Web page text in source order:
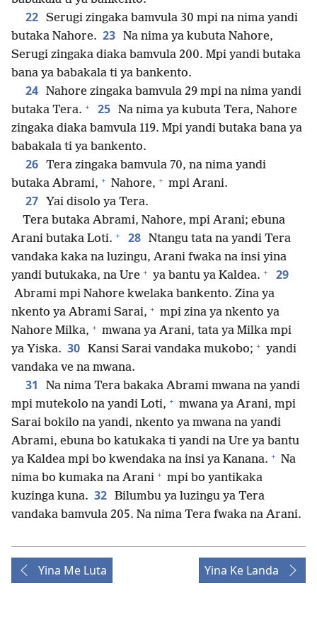
22 Serugi zingaka bamvula 30 mpi na nima yandi
butaka Nahore. 23 Na nima ya kubuta Nahore,
Serugi zingaka diaka bamvula 200. Mpi yandi butaka
bana ya babakala ti ya bankento.
24 Nahore zingaka bamvula 29 mpi na nima yandi
butaka Tera. + 25 Na nima ya kubuta Tera, Nahore
zingaka diaka bamvula 119. Mpi yandi butaka bana ya
babakala ti ya bankento.
26 Tera zingaka bamvula 70, na nima yandi
butaka Abrami, + Nahore, + mpi Arani.
27
Yai disolo ya Tera.
Tera butaka Abrami, Nahore, mpi Arani; ebuna
Arani butaka Loti. + 28 Ntangu tata na yandi Tera
vandaka kaka na luzingu, Arani fwaka na insi yina
yandi butukaka, na Ure + ya bantu ya Kaldea. + 29
Abrami mpi Nahore kwelaka bankento. Zina ya
nkento ya Abrami Sarai, + mpi zina ya nkento ya
Nahore Milka, + mwana ya Arani, tata ya Milka mpi
ya Yiska. 30 Kansi Sarai vandaka mukobo; + yandi
vandaka ve na mwana.
31
Na nima Tera bakaka Abrami mwana na yandi
mpi mutekolo na yandi Loti, + mwana ya Arani, mpi
Sarai bokilo na yandi, nkento ya mwana na yandi
Abrami, ebuna bo katukaka ti yandi na Ure ya bantu
ya Kaldea mpi bo kwendaka na insi ya Kanana. + Na
nima bo kumaka na Arani + mpi bo yantikaka
kuzinga kuna. 32 Bilumbu ya luzingu ya Tera
vandaka bamvula 205. Na nima Tera fwaka na Arani.
Yina Me Luta Yina Ke Landa